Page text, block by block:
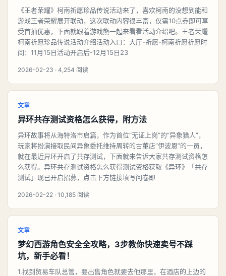
《王者荣耀》柯南祈愿珍品传说活动来了，喜欢柯南的没想到能和
游戏王者荣耀展开联动，这次联动内容很丰富，仅需10点券即可享
受首抽优惠，下面就跟着游戏熊一起来看看活动介绍吧。王者荣耀
柯南祈愿珍品传说活动介绍活动入口：大厅-祈愿-柯南祈愿祈愿时
间：11月15日活动开启后-12月15日23
2026-02-23 · 4,254 阅读
文章
异环共存测试资格怎么获得，附方法
异环故事将从海特洛市启篇，作为首位“无证上岗”的“异象猎人”，
玩家将扮演接取民间异象委托维持周转的古董店“伊波恩”的一员，
就在最近异环开启了共存测试，下面就来告诉大家共存测试资格怎
么获得。异环共存测试资格怎么获得测试资格获取《异环》「共存
测试」现已开启招募，点击下方链接填写问卷即
2026-02-22 · 10,185 阅读
文章
梦幻西游角色安全全攻略，3步教你快速卖号不踩
坑，新手必看！
1.找到贸易车队总管，要出售角色就要去他那里，在酒店的上边的